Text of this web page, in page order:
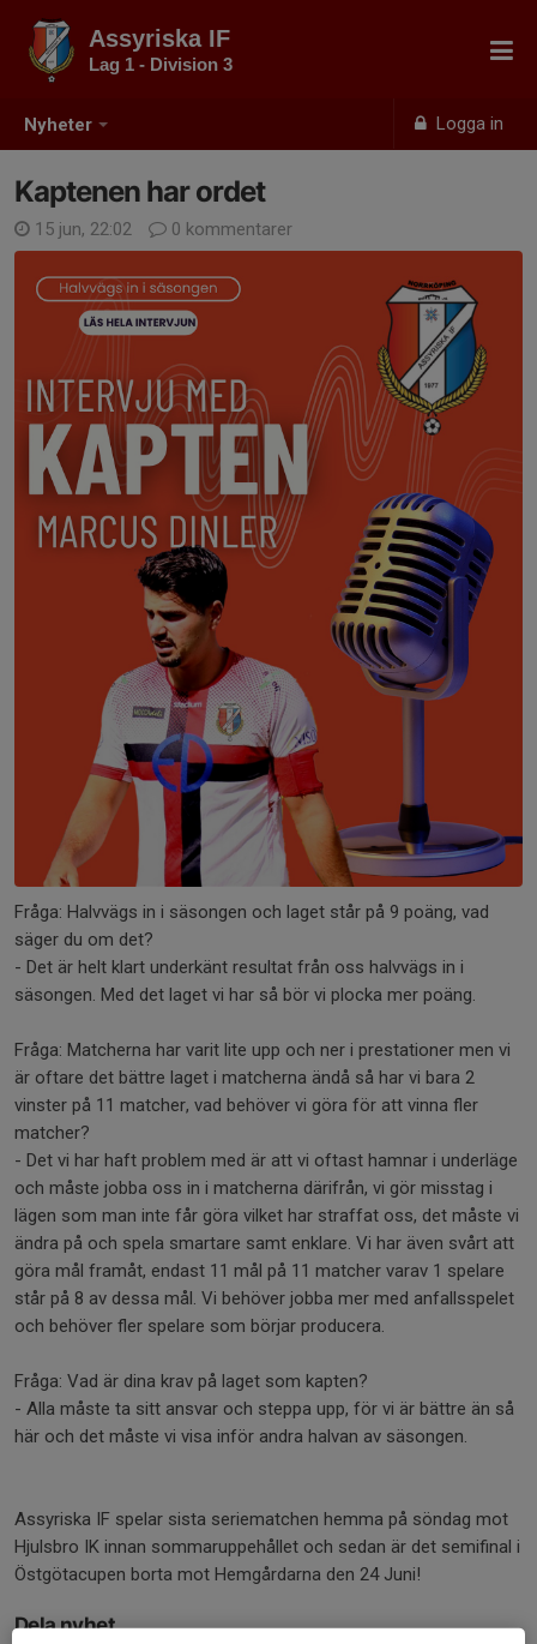
Nyheter Logga in
Assyriska IF
Lag 1 - Division 3
Kaptenen har ordet
15 jun, 22:02 0 kommentarer
Fråga: Halvvägs in i säsongen och laget står på 9 poäng, vad
säger du om det?
- Det är helt klart underkänt resultat från oss halvvägs in i
säsongen. Med det laget vi har så bör vi plocka mer poäng.
Fråga: Matcherna har varit lite upp och ner i prestationer men vi
är oftare det bättre laget i matcherna ändå så har vi bara 2
vinster på 11 matcher, vad behöver vi göra för att vinna fler
matcher?
- Det vi har haft problem med är att vi oftast hamnar i underläge
och måste jobba oss in i matcherna därifrån, vi gör misstag i
lägen som man inte får göra vilket har straffat oss, det måste vi
ändra på och spela smartare samt enklare. Vi har även svårt att
göra mål framåt, endast 11 mål på 11 matcher varav 1 spelare
står på 8 av dessa mål. Vi behöver jobba mer med anfallsspelet
och behöver fler spelare som börjar producera.
Fråga: Vad är dina krav på laget som kapten?
- Alla måste ta sitt ansvar och steppa upp, för vi är bättre än så
här och det måste vi visa inför andra halvan av säsongen.
Assyriska IF spelar sista seriematchen hemma på söndag mot
Hjulsbro IK innan sommaruppehållet och sedan är det semifinal i
Östgötacupen borta mot Hemgårdarna den 24 Juni!
Dela nyhet